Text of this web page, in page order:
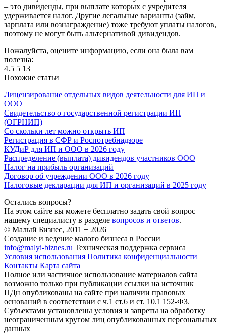
– это дивиденды, при выплате которых с учредителя
удерживается налог. Другие легальные варианты (займ,
зарплата или вознаграждение) тоже требуют уплаты налогов,
поэтому не могут быть альтернативой дивидендов.
Пожалуйста, оцените информацию, если она была вам
полезна:
4.5 5 13
Похожие статьи
Лицензирование отдельных видов деятельности для ИП и
ООО
Свидетельство о государственной регистрации ИП
(ОГРНИП)
Со скольки лет можно открыть ИП
Регистрация в СФР и Роспотребнадзоре
КУДиР для ИП и ООО в 2026 году
Распределение (выплата) дивидендов участников ООО
Налог на прибыль организаций
Договор об учреждении ООО в 2026 году
Налоговые декларации для ИП и организаций в 2025 году
Остались вопросы?
На этом сайте вы можете бесплатно задать свой вопрос
нашему специалисту в разделе вопросов и ответов.
© Малый Бизнес, 2011 − 2026
Создание и ведение малого бизнеса в России
info@malyi-biznes.ru Техническая поддержка сервиса
Условия использования Политика конфиденциальности
Контакты Карта сайта
Полное или частичное использование материалов сайта
возможно только при публикации ссылки на источник
ПДн опубликованы на сайте при наличии правовых
оснований в соответствии с ч.1 ст.6 и ст. 10.1 152-ФЗ.
Субъектами установлены условия и запреты на обработку
неограниченным кругом лиц опубликованных персональных
данных